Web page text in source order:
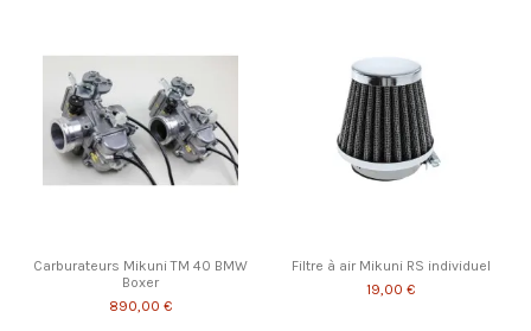
Carburateurs Mikuni TM 40 BMW
Boxer
890,00 €
Filtre à air Mikuni RS individuel
19,00 €